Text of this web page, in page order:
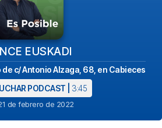
EUSKADI
c/ Antonio Alzaga, 68, en Cabieces
PODCAST | 3:45
de febrero de 2022